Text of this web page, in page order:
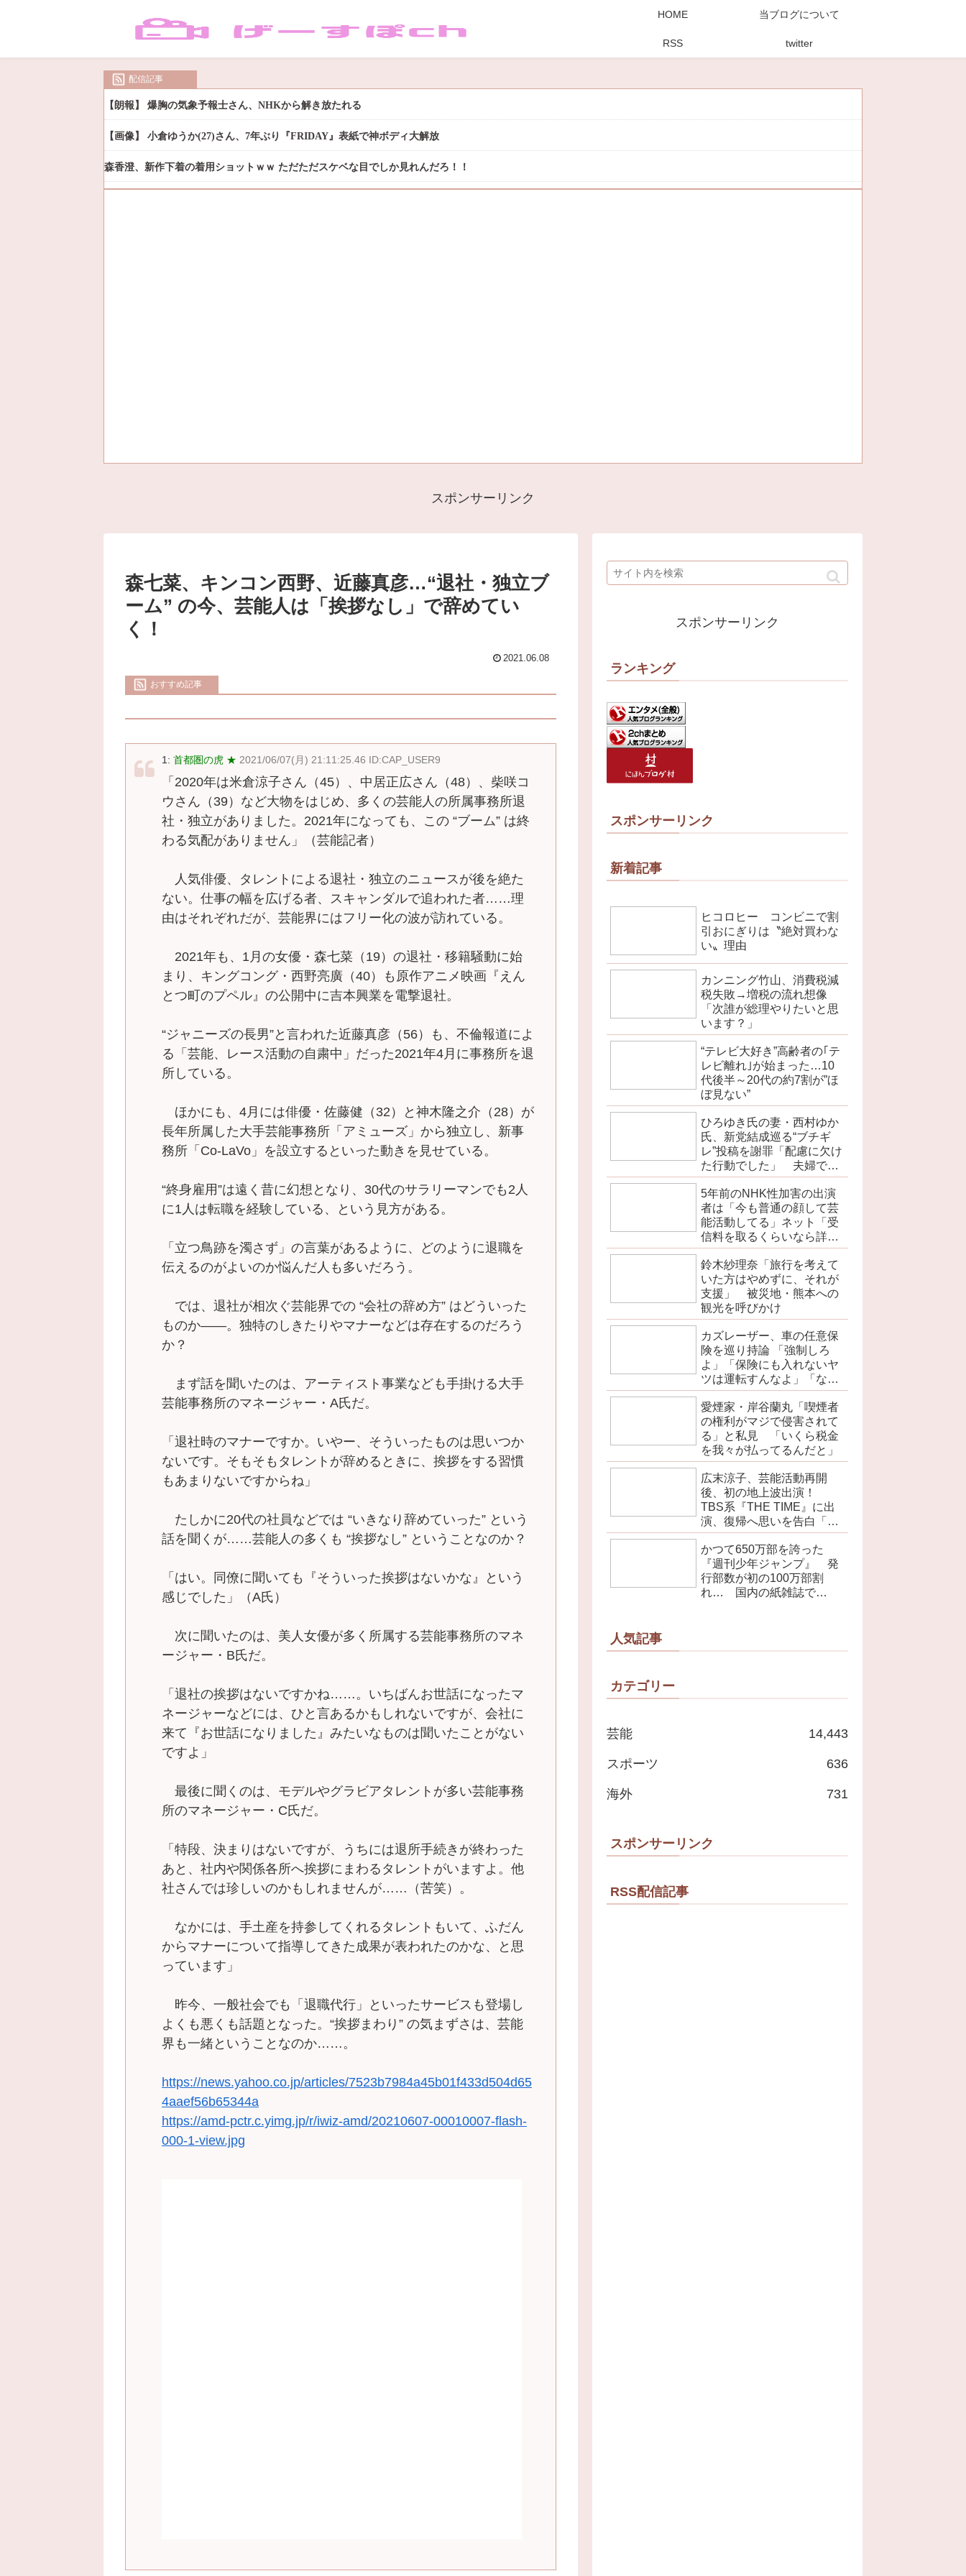
HOME 当ブログについて
RSS twitter
配信記事
【朗報】 爆胸の気象予報士さん、NHKから解き放たれる
【画像】 小倉ゆうか(27)さん、7年ぶり『FRIDAY』表紙で神ボディ大解放
森香澄、新作下着の着用ショットｗｗ ただただスケベな目でしか見れんだろ！！
スポンサーリンク
森七菜、キンコン西野、近藤真彦…“退社・独立ブ
ーム” の今、芸能人は「挨拶なし」で辞めてい
く！
2021.06.08
おすすめ記事
1: 首都圏の虎 ★ 2021/06/07(月) 21:11:25.46 ID:CAP_USER9
「2020年は米倉涼子さん（45）、中居正広さん（48）、柴咲コ
ウさん（39）など大物をはじめ、多くの芸能人の所属事務所退
社・独立がありました。2021年になっても、この “ブーム” は終
わる気配がありません」（芸能記者）
人気俳優、タレントによる退社・独立のニュースが後を絶た
ない。仕事の幅を広げる者、スキャンダルで追われた者……理
由はそれぞれだが、芸能界にはフリー化の波が訪れている。
2021年も、1月の女優・森七菜（19）の退社・移籍騒動に始
まり、キングコング・西野亮廣（40）も原作アニメ映画『えん
とつ町のプペル』の公開中に吉本興業を電撃退社。
“ジャニーズの長男”と言われた近藤真彦（56）も、不倫報道によ
る「芸能、レース活動の自粛中」だった2021年4月に事務所を退
所している。
ほかにも、4月には俳優・佐藤健（32）と神木隆之介（28）が
長年所属した大手芸能事務所「アミューズ」から独立し、新事
務所「Co-LaVo」を設立するといった動きを見せている。
“終身雇用”は遠く昔に幻想となり、30代のサラリーマンでも2人
に1人は転職を経験している、という見方がある。
「立つ鳥跡を濁さず」の言葉があるように、どのように退職を
伝えるのがよいのか悩んだ人も多いだろう。
では、退社が相次ぐ芸能界での “会社の辞め方” はどういった
ものか――。独特のしきたりやマナーなどは存在するのだろう
か？
まず話を聞いたのは、アーティスト事業なども手掛ける大手
芸能事務所のマネージャー・A氏だ。
「退社時のマナーですか。いやー、そういったものは思いつか
ないです。そもそもタレントが辞めるときに、挨拶をする習慣
もあまりないですからね」
たしかに20代の社員などでは “いきなり辞めていった” という
話を聞くが……芸能人の多くも “挨拶なし” ということなのか？
「はい。同僚に聞いても『そういった挨拶はないかな』という
感じでした」（A氏）
次に聞いたのは、美人女優が多く所属する芸能事務所のマネ
ージャー・B氏だ。
「退社の挨拶はないですかね……。いちばんお世話になったマ
ネージャーなどには、ひと言あるかもしれないですが、会社に
来て『お世話になりました』みたいなものは聞いたことがない
ですよ」
最後に聞くのは、モデルやグラビアタレントが多い芸能事務
所のマネージャー・C氏だ。
「特段、決まりはないですが、うちには退所手続きが終わった
あと、社内や関係各所へ挨拶にまわるタレントがいますよ。他
社さんでは珍しいのかもしれませんが……（苦笑）。
なかには、手土産を持参してくれるタレントもいて、ふだん
からマナーについて指導してきた成果が表われたのかな、と思
っています」
昨今、一般社会でも「退職代行」といったサービスも登場し
よくも悪くも話題となった。“挨拶まわり” の気まずさは、芸能
界も一緒ということなのか……。
https://news.yahoo.co.jp/articles/7523b7984a45b01f433d504d65
4aaef56b65344a
https://amd-pctr.c.yimg.jp/r/iwiz-amd/20210607-00010007-flash-
000-1-view.jpg
スポンサーリンク
ランキング
スポンサーリンク
新着記事
ヒコロヒー コンビニで割
引おにぎりは〝絶対買わな
い〟理由
カンニング竹山、消費税減
税失敗→増税の流れ想像
「次誰が総理やりたいと思
います？」
“テレビ大好き”高齢者の｢テ
レビ離れ｣が始まった…10
代後半～20代の約7割が”ほ
ぼ見ない”
ひろゆき氏の妻・西村ゆか
氏、新党結成巡る“ブチギ
レ”投稿を謝罪「配慮に欠け
た行動でした」 夫婦で投
稿
5年前のNHK性加害の出演
者は「今も普通の顔して芸
能活動してる」ネット「受
信料を取るくらいなら詳細
を伝えよ」
鈴木紗理奈「旅行を考えて
いた方はやめずに、それが
支援」 被災地・熊本への
観光を呼びかけ
カズレーザー、車の任意保
険を巡り持論 「強制しろ
よ」「保険にも入れないヤ
ツは運転すんなよ」「なん
で法律を改正しないの？」
愛煙家・岸谷蘭丸「喫煙者
の権利がマジで侵害されて
る」と私見 「いくら税金
を我々が払ってるんだと」
広末涼子、芸能活動再開
後、初の地上波出演！
TBS系『THE TIME』に出
演、復帰へ思いを告白「自
分の弱い部分だったり…」
かつて650万部を誇った
『週刊少年ジャンプ』 発
行部数が初の100万部割
れ… 国内の紙雑誌で
人気記事
カテゴリー
芸能 14,443
スポーツ 636
海外 731
スポンサーリンク
RSS配信記事